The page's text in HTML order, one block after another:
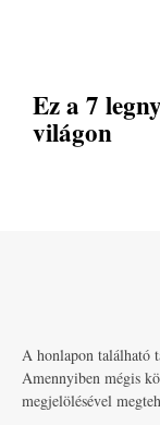
Ez a 7
világon
A honlapon található
Amennyiben mégis
megjelölésével